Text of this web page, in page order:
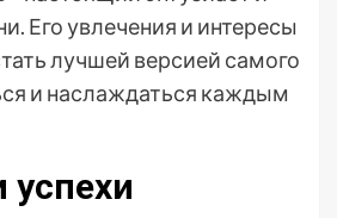
Его увлечения и интересы
лучшей версией самого
и наслаждаться каждым
успехи